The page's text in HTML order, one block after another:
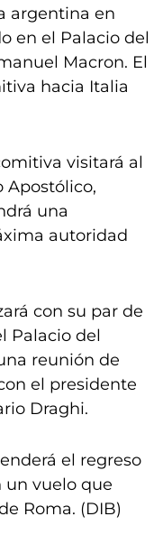
argentina en
en el Palacio del
Macron. El
hacia Italia
visitará al
Apostólico,
una
autoridad
con su par de
Palacio del
reunión de
el presidente
Draghi.
el regreso
un vuelo que
Roma. (DIB)